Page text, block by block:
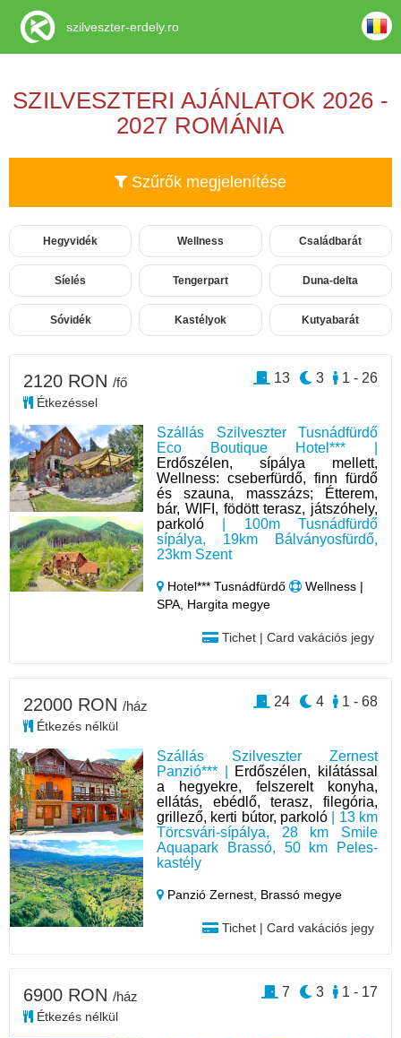
SZILVESZTERI AJÁNLATOK 2026 -
2027 ROMÁNIA
Szűrők megjelenítése
Hegyvidék Wellness Családbarát
Síelés Tengerpart Duna-delta
Sóvidék Kastélyok Kutyabarát
Szállás Szilveszter Tusnádfürdő
Eco Boutique Hotel*** |
Erdőszélen, sípálya mellett,
Wellness: cseberfürdő, finn fürdő
és szauna, masszázs; Étterem,
bár, WIFI, födött terasz, játszóhely,
parkoló | 100m Tusnádfürdő
sípálya, 19km Bálványosfürdő,
23km Szent
Hotel*** Tusnádfürdő
Wellness |
SPA, Hargita megye
Tichet | Card vakációs jegy
2120 RON /fő
Étkezéssel
1 - 26
3
13
Szállás Szilveszter Zernest
Panzió*** | Erdőszélen, kilátással
a hegyekre, felszerelt konyha,
ellátás, ebédlő, terasz, filegória,
grillező, kerti bútor, parkoló | 13 km
Törcsvári-sípálya, 28 km Smile
Aquapark Brassó, 50 km Peles-
kastély
Panzió Zernest, Brassó megye
Tichet | Card vakációs jegy
22000 RON /ház
Étkezés nélkül
1 - 68
4
24
6900 RON /ház
Étkezés nélkül
1 - 17
3
7
szilveszter-erdely.ro